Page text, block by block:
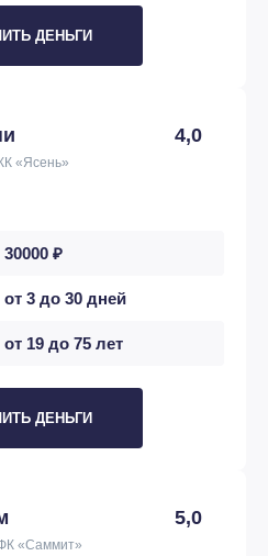
ДЕНЬГИ
4,0
«Ясень»
30000 ₽
от 3 до 30 дней
от 19 до 75 лет
ДЕНЬГИ
5,0
«Саммит»